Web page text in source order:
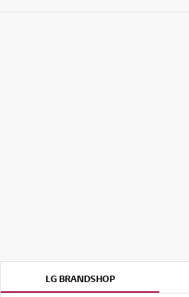
LG BRANDSHOP